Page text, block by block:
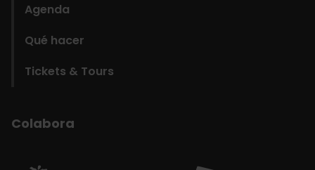
Agenda
Qué hacer
Tickets & Tours
Colabora